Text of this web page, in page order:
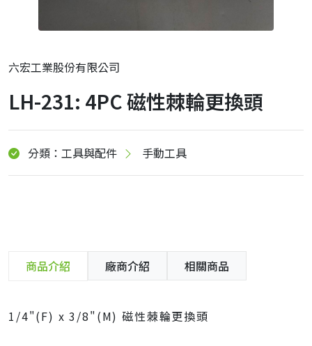
六宏工業股份有限公司
LH-231: 4PC 磁性棘輪更換頭
分類：工具與配件 手動工具
商品介紹 廠商介紹 相關商品
1/4"(F) x 3/8"(M) 磁性棘輪更換頭